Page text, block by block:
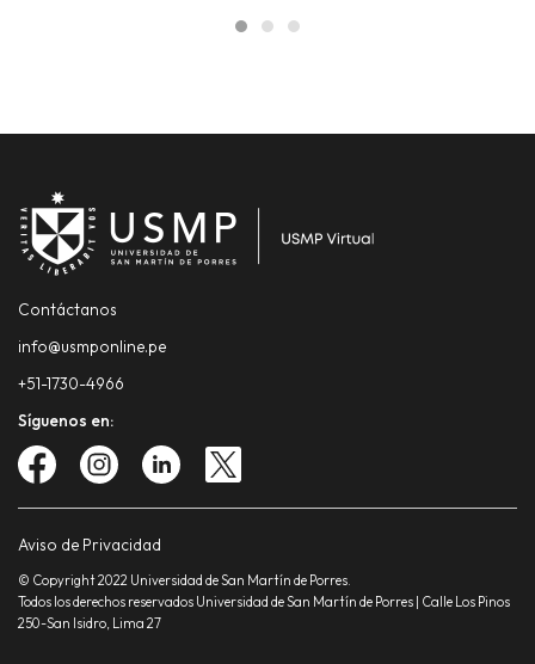
Contáctanos
info@usmponline.pe
+51-1730-4966
Síguenos en:
Aviso de Privacidad
© Copyright 2022 Universidad de San Martín de Porres.
Todos los derechos reservados Universidad de San Martín de Porres | Calle Los Pinos
250-San Isidro, Lima 27